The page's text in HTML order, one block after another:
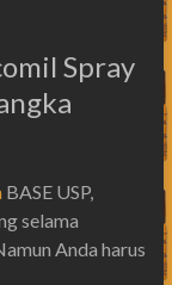
Spray
BASE USP,
selama
Anda harus